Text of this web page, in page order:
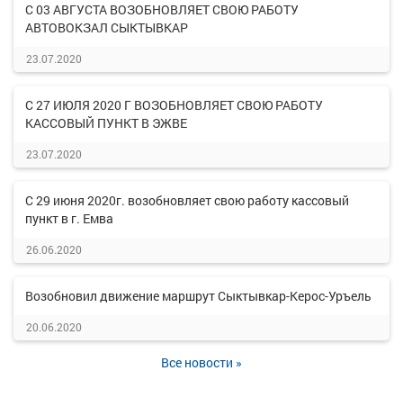
С 03 АВГУСТА ВОЗОБНОВЛЯЕТ СВОЮ РАБОТУ
АВТОВОКЗАЛ СЫКТЫВКАР
23.07.2020
С 27 ИЮЛЯ 2020 Г ВОЗОБНОВЛЯЕТ СВОЮ РАБОТУ
КАССОВЫЙ ПУНКТ В ЭЖВЕ
23.07.2020
С 29 июня 2020г. возобновляет свою работу кассовый
пункт в г. Емва
26.06.2020
Возобновил движение маршрут Сыктывкар-Керос-Уръель
20.06.2020
Все новости »